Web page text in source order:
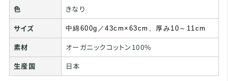
色
きなり
サイズ
中綿600g／43cm×63cm、厚み10～11cm
素材
オーガニックコットン100%
生産国
日本